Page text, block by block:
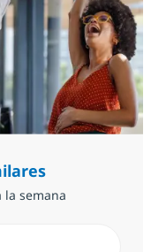
la semana